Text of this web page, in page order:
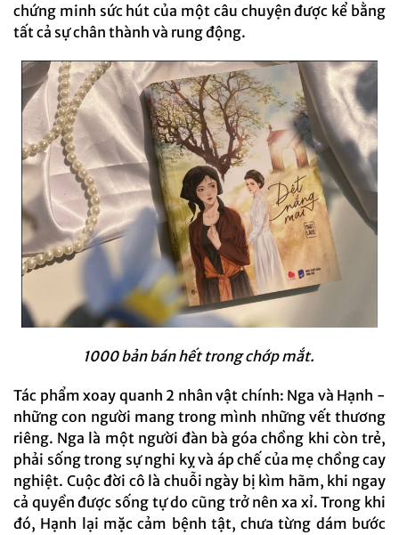
chứng minh sức hút của một câu chuyện được kể bằng
tất cả sự chân thành và rung động.
1000 bản bán hết trong chớp mắt.
Tác phẩm xoay quanh 2 nhân vật chính: Nga và Hạnh -
những con người mang trong mình những vết thương
riêng. Nga là một người đàn bà góa chồng khi còn trẻ,
phải sống trong sự nghi kỵ và áp chế của mẹ chồng cay
nghiệt. Cuộc đời cô là chuỗi ngày bị kìm hãm, khi ngay
cả quyền được sống tự do cũng trở nên xa xỉ. Trong khi
đó, Hạnh lại mặc cảm bệnh tật, chưa từng dám bước